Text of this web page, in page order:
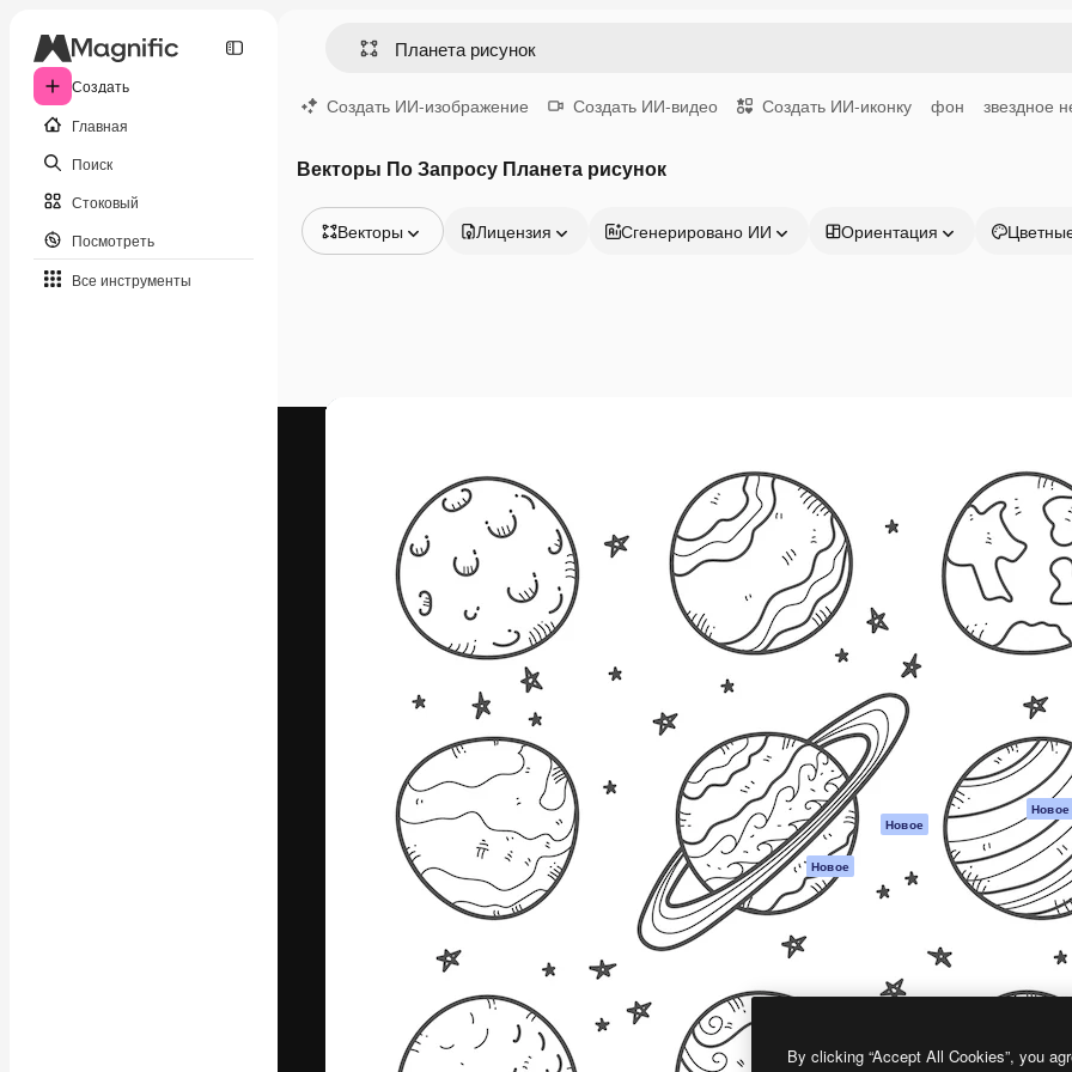
Создать
Главная
Поиск
Стоковый
Посмотреть
Все инструменты
Создать ИИ-изображение Создать ИИ-видео Создать ИИ-иконку фон звездное
Векторы По Запросу Планета рисунок
Векторы
Видео
Лицензия Сгенерировано ИИ Ориентация
Креативная платформа для создания
ваших лучших работ. Более 1 миллиона
подписчиков среди креаторов,
предприятий, агентств и студий.
Pусский
Продукция
Spaces
ИИ-помощник
Генератор
изображений ИИ
Генератор голоса
на основе ИИ
Стоковый контент
MCP для
Claude/ChatGPT
Новое
Агенты Новое
API
Мобильное
приложение
Все инструменты
Magnific
Начать
Academy
Документация по
Пакету ИИ
Служба
Политика
Оригиналы
Новое
Политика файлов
cookie
Центр доверия
Партнеры
Предприятие
By clicking “Accept All Cookies”, you